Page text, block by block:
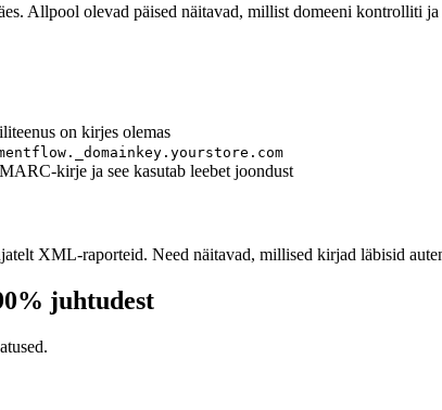
Allpool olevad päised näitavad, millist domeeni kontrolliti
on kirjes olemas
kirje ja see kasutab leebet joondust
XML-raporteid. Need näitavad, millised kirjad läbisid
juhtudest